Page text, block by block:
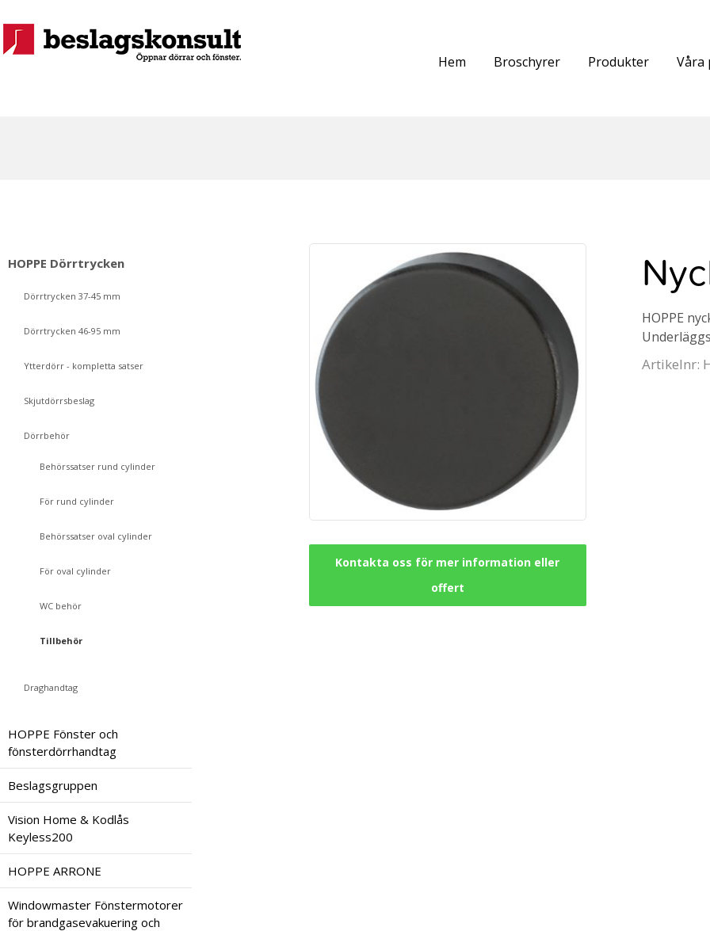
Hem Broschyrer Produkter Våra
HOPPE Dörrtrycken
Dörrtrycken 37-45 mm
Dörrtrycken 46-95 mm
Ytterdörr - kompletta satser
Skjutdörrsbeslag
Dörrbehör
Behörssatser rund cylinder
För rund cylinder
Behörssatser oval cylinder
För oval cylinder
WC behör
Tillbehör
Draghandtag
HOPPE Fönster och
fönsterdörrhandtag
Beslagsgruppen
Vision Home & Kodlås
Keyless200
HOPPE ARRONE
Windowmaster Fönstermotorer
för brandgasevakuering och
Kontakta oss för mer information eller
offert
HOPPE
Artikelnr: